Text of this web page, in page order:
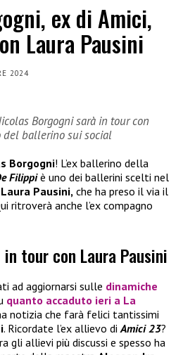
ex di Amici,
Laura Pausini
2024
Borgogni sarà in tour con
del ballerino sui social
Borgogni! L’ex ballerino della
Filippiè uno dei ballerini scelti nel
Laura Pausini, che ha preso il via il
ritroverà anche l’ex compagno
tour con Laura Pausini
ad aggiornarsi sulle dinamiche
quanto accaduto ieri a La
notizia che farà felici tantissimi
. Ricordate l’ex allievo di Amici 23?
gli allievi più discussi e spesso ha